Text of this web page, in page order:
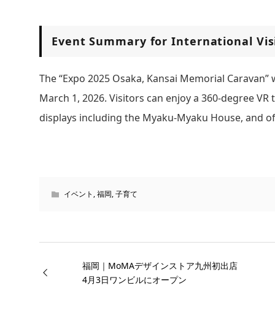
Event Summary for International
The “Expo 2025 Osaka, Kansai Memorial
March 1, 2026. Visitors can enjoy a 360-degree
displays including the Myaku-Myaku House, and
イベント ,福岡,子育て
福岡｜MoMAデザインストア九州初出店
4月3日ワンビルにオープン